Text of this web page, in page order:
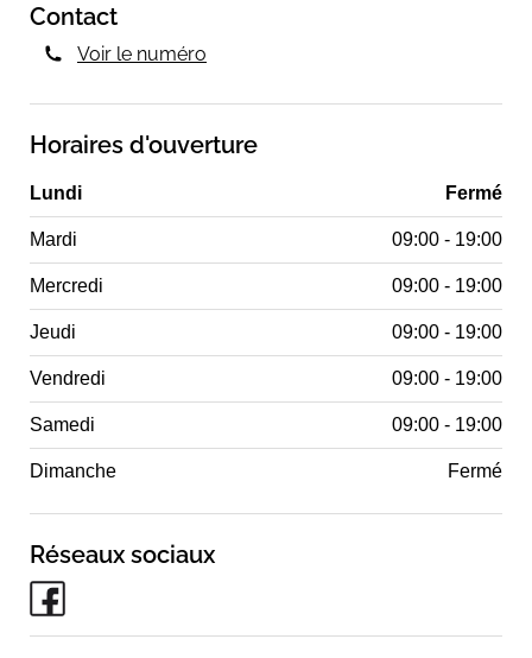
Contact
Voir le numéro
Horaires d'ouverture
Lundi Fermé
Mardi 09:00 - 19:00
Mercredi 09:00 - 19:00
Jeudi 09:00 - 19:00
Vendredi 09:00 - 19:00
Samedi 09:00 - 19:00
Dimanche Fermé
Réseaux sociaux